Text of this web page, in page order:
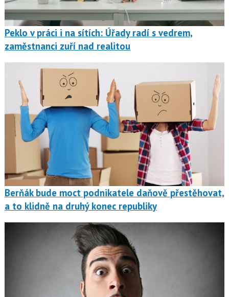
Peklo v práci i na sítích: Úřady radí s vedrem,
zaměstnanci zuří nad realitou
Berňák bude moct podnikatele daňově přestěhovat,
a to klidně na druhý konec republiky